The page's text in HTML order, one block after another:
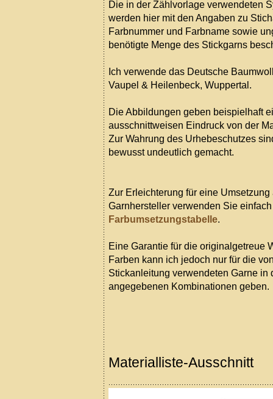
Die in der Zählvorlage verwendeten
werden hier mit den Angaben zu
Farbnummer und Farbname sowie
benötigte Menge des Stickgarns
Ich verwende das Deutsche
Vaupel & Heilenbeck, Wuppertal.
Die Abbildungen geben beispielhaft
ausschnittweisen Eindruck von der
Zur Wahrung des Urhebeschutzes
bewusst undeutlich gemacht.
Zur Erleichterung für eine Umsetzung
Garnhersteller verwenden Sie
Farbumsetzungstabelle.
Eine Garantie für die originalgetreue
Farben kann ich jedoch nur für die
Stickanleitung verwendeten Garne in
angegebenen Kombinationen geben.
Materialliste-Ausschnitt